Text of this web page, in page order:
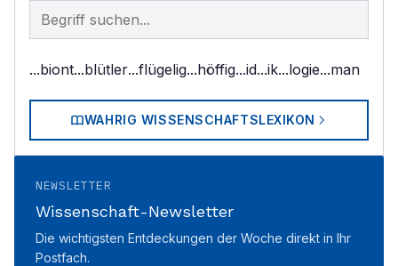
Begriff im Lexikon suchen
...biont...blütler...flügelig...höffig...id...ik...logie...man
WAHRIG WISSENSCHAFTSLEXIKON
NEWSLETTER
Wissenschaft-Newsletter
Die wichtigsten Entdeckungen der Woche direkt in Ihr
Postfach.